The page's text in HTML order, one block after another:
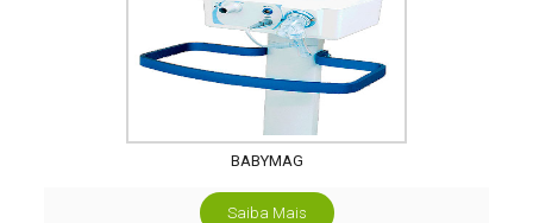
BABYMAG
Saiba Mais